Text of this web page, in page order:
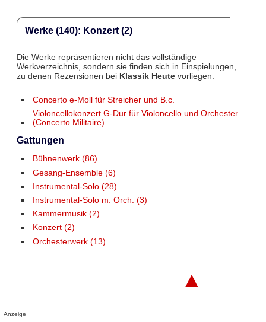
Werke (140): Konzert (2)
Die Werke repräsentieren nicht das vollständige
Werkverzeichnis, sondern sie finden sich in Einspielungen,
zu denen Rezensionen bei Klassik Heutevorliegen.
Concerto e-Moll für Streicher und B.c.
Violoncellokonzert G-Dur für Violoncello und Orchester
(Concerto Militaire)
Gattungen
Bühnenwerk (86)
Gesang-Ensemble (6)
Instrumental-Solo (28)
Instrumental-Solo m. Orch. (3)
Kammermusik (2)
Konzert (2)
Orchesterwerk (13)
▲
Anzeige